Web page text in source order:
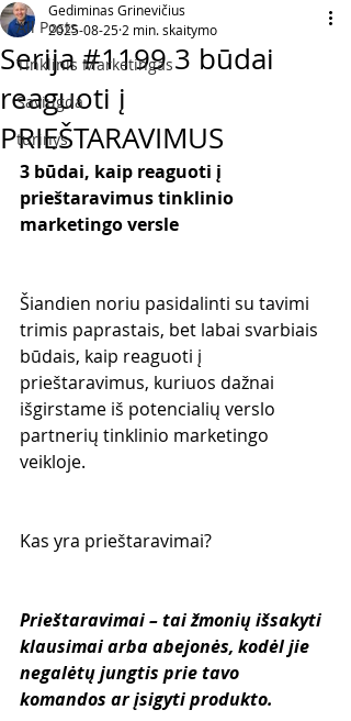
All Posts
Tinklinis Marketingas
Saviugda
turinys
Serija #1199 3 būdai
reaguoti į
PRIEŠTARAVIMUS
Gediminas Grinevičius
2025-08-25 2 min. skaitymo
3 būdai, kaip reaguoti į
prieštaravimus tinklinio
marketingo versle
Šiandien noriu pasidalinti su tavimi
trimis paprastais, bet labai svarbiais
būdais, kaip reaguoti į
prieštaravimus, kuriuos dažnai
išgirstame iš potencialių verslo
partnerių tinklinio marketingo
veikloje.
Kas yra prieštaravimai?
Prieštaravimai – tai žmonių išsakyti
klausimai arba abejonės, kodėl jie
negalėtų jungtis prie tavo
komandos ar įsigyti produkto.